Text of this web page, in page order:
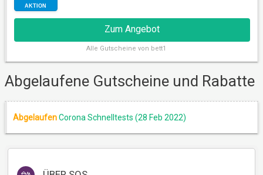
RABATT
Zum Angebot
Alle Gutscheine von bett1
Abgelaufene Gutscheine und Rabatte
AbgelaufenCorona Schnelltests (28 Feb 2022)